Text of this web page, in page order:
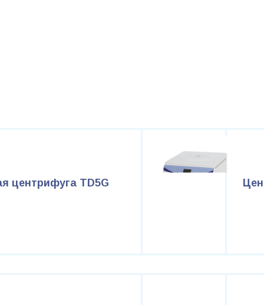
центрифуга TD5G